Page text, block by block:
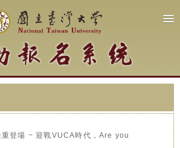
登場 ~ 迎戰VUCA時代，Are you